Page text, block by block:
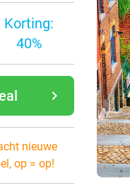
Korting:
40%
navigate_next
nieuwe
op = op!